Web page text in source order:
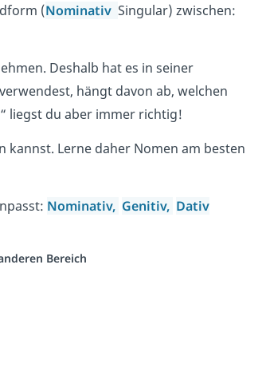
(Nominativ Singular) zwischen:
Deshalb hat es in seiner
hängt davon ab, welchen
liegst du aber immer richtig!
kannst. Lerne daher Nomen am besten
Nominativ, Genitiv, Dativ
Bereich